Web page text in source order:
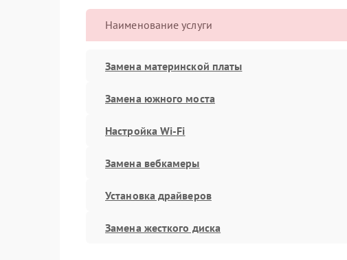
Наименование услуги
Замена материнской платы
Замена южного моста
Настройка Wi-Fi
Замена вебкамеры
Установка драйверов
Замена жесткого диска